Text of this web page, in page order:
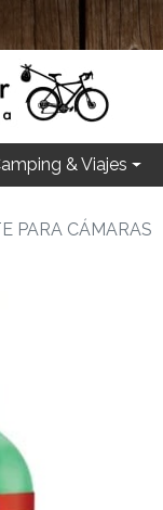
& Viajes
PARA CÁMARAS